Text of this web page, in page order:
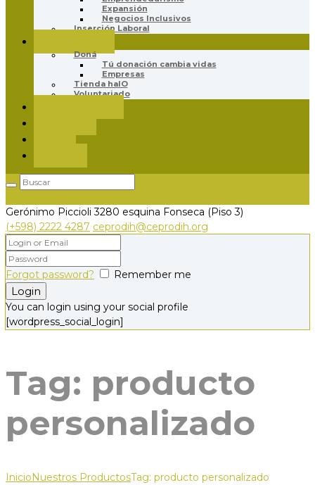
Expansión
Negocios Inclusivos
Inserción Laboral
Doná
Tú donación cambia vidas
Empresas
Tienda halO
Voluntariado
Gerónimo Piccioli 3280 esquina Fonseca (Piso 3)
(+598) 2222 4287 ceprodih@ceprodih.org
Forgot password? Remember me
You can login using your social profile
[wordpress_social_login]
Tag: producto
personalizado
InicioNuestros ProductosTag: producto personalizado